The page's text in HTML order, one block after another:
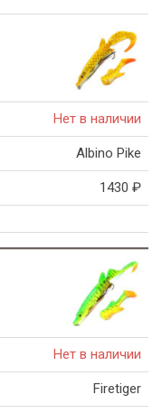
Нет в наличии
Albino Pike
1430 ₽
Нет в наличии
Firetiger